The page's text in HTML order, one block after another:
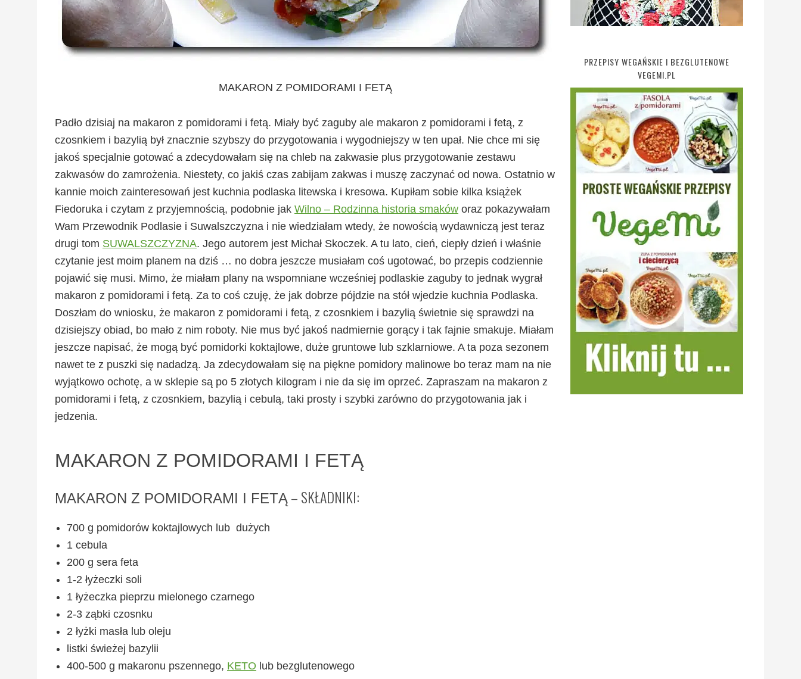
MAKARON Z POMIDORAMI I FETĄ
Padło dzisiaj na makaron z pomidorami i fetą. Miały być zaguby ale makaron z pomidorami i fetą, z
czosnkiem i bazylią był znacznie szybszy do przygotowania i wygodniejszy w ten upał. Nie chce mi się
jakoś specjalnie gotować a zdecydowałam się na chleb na zakwasie plus przygotowanie zestawu
zakwasów do zamrożenia. Niestety, co jakiś czas zabijam zakwas i muszę zaczynać od nowa. Ostatnio w
kannie moich zainteresowań jest kuchnia podlaska litewska i kresowa. Kupiłam sobie kilka książek
Fiedoruka i czytam z przyjemnością, podobnie jak Wilno – Rodzinna historia smaków oraz pokazywałam
Wam Przewodnik Podlasie i Suwalszczyzna i nie wiedziałam wtedy, że nowością wydawniczą jest teraz
drugi tom SUWALSZCZYZNA. Jego autorem jest Michał Skoczek. A tu lato, cień, ciepły dzień i właśnie
czytanie jest moim planem na dziś … no dobra jeszcze musiałam coś ugotować, bo przepis codziennie
pojawić się musi. Mimo, że miałam plany na wspomniane wcześniej podlaskie zaguby to jednak wygrał
makaron z pomidorami i fetą. Za to coś czuję, że jak dobrze pójdzie na stół wjedzie kuchnia Podlaska.
Doszłam do wniosku, że makaron z pomidorami i fetą, z czosnkiem i bazylią świetnie się sprawdzi na
dzisiejszy obiad, bo mało z nim roboty. Nie mus być jakoś nadmiernie gorący i tak fajnie smakuje. Miałam
jeszcze napisać, że mogą być pomidorki koktajlowe, duże gruntowe lub szklarniowe. A ta poza sezonem
nawet te z puszki się nadadzą. Ja zdecydowałam się na piękne pomidory malinowe bo teraz mam na nie
wyjątkowo ochotę, a w sklepie są po 5 złotych kilogram i nie da się im oprzeć. Zapraszam na makaron z
pomidorami i fetą, z czosnkiem, bazylią i cebulą, taki prosty i szybki zarówno do przygotowania jak i
jedzenia.
MAKARON Z POMIDORAMI I FETĄ
MAKARON Z POMIDORAMI I FETĄ – SKŁADNIKI:
700 g pomidorów koktajlowych lub dużych
1 cebula
200 g sera feta
1-2 łyżeczki soli
1 łyżeczka pieprzu mielonego czarnego
2-3 ząbki czosnku
2 łyżki masła lub oleju
listki świeżej bazylii
400-500 g makaronu pszennego, KETO lub bezglutenowego
PRZEPISY WEGAŃSKIE I BEZGLUTENOWE
VEGEMI.PL